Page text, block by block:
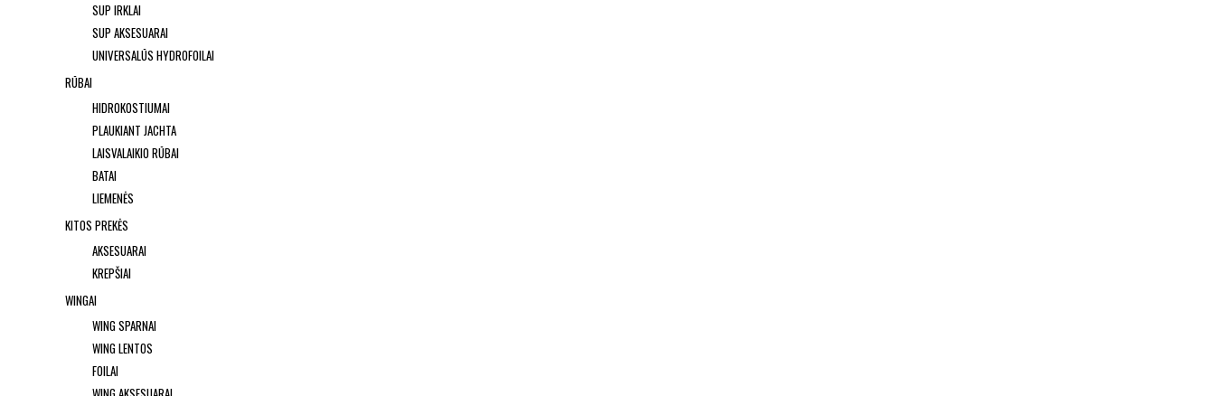
SUP IRKLAI
SUP AKSESUARAI
UNIVERSALŪS HYDROFOILAI
RŪBAI
HIDROKOSTIUMAI
PLAUKIANT JACHTA
LAISVALAIKIO RŪBAI
BATAI
LIEMENĖS
KITOS PREKĖS
AKSESUARAI
KREPŠIAI
WINGAI
WING SPARNAI
WING LENTOS
FOILAI